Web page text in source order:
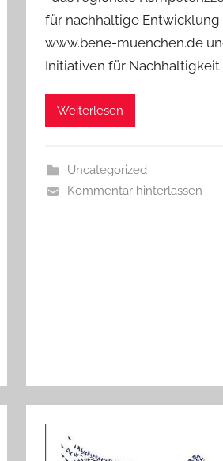
für nachhaltige Entwicklung
www.bene-muenchen.de
Initiativen für
Weiterlesen
Uncategorized
Kommentar hinterlassen